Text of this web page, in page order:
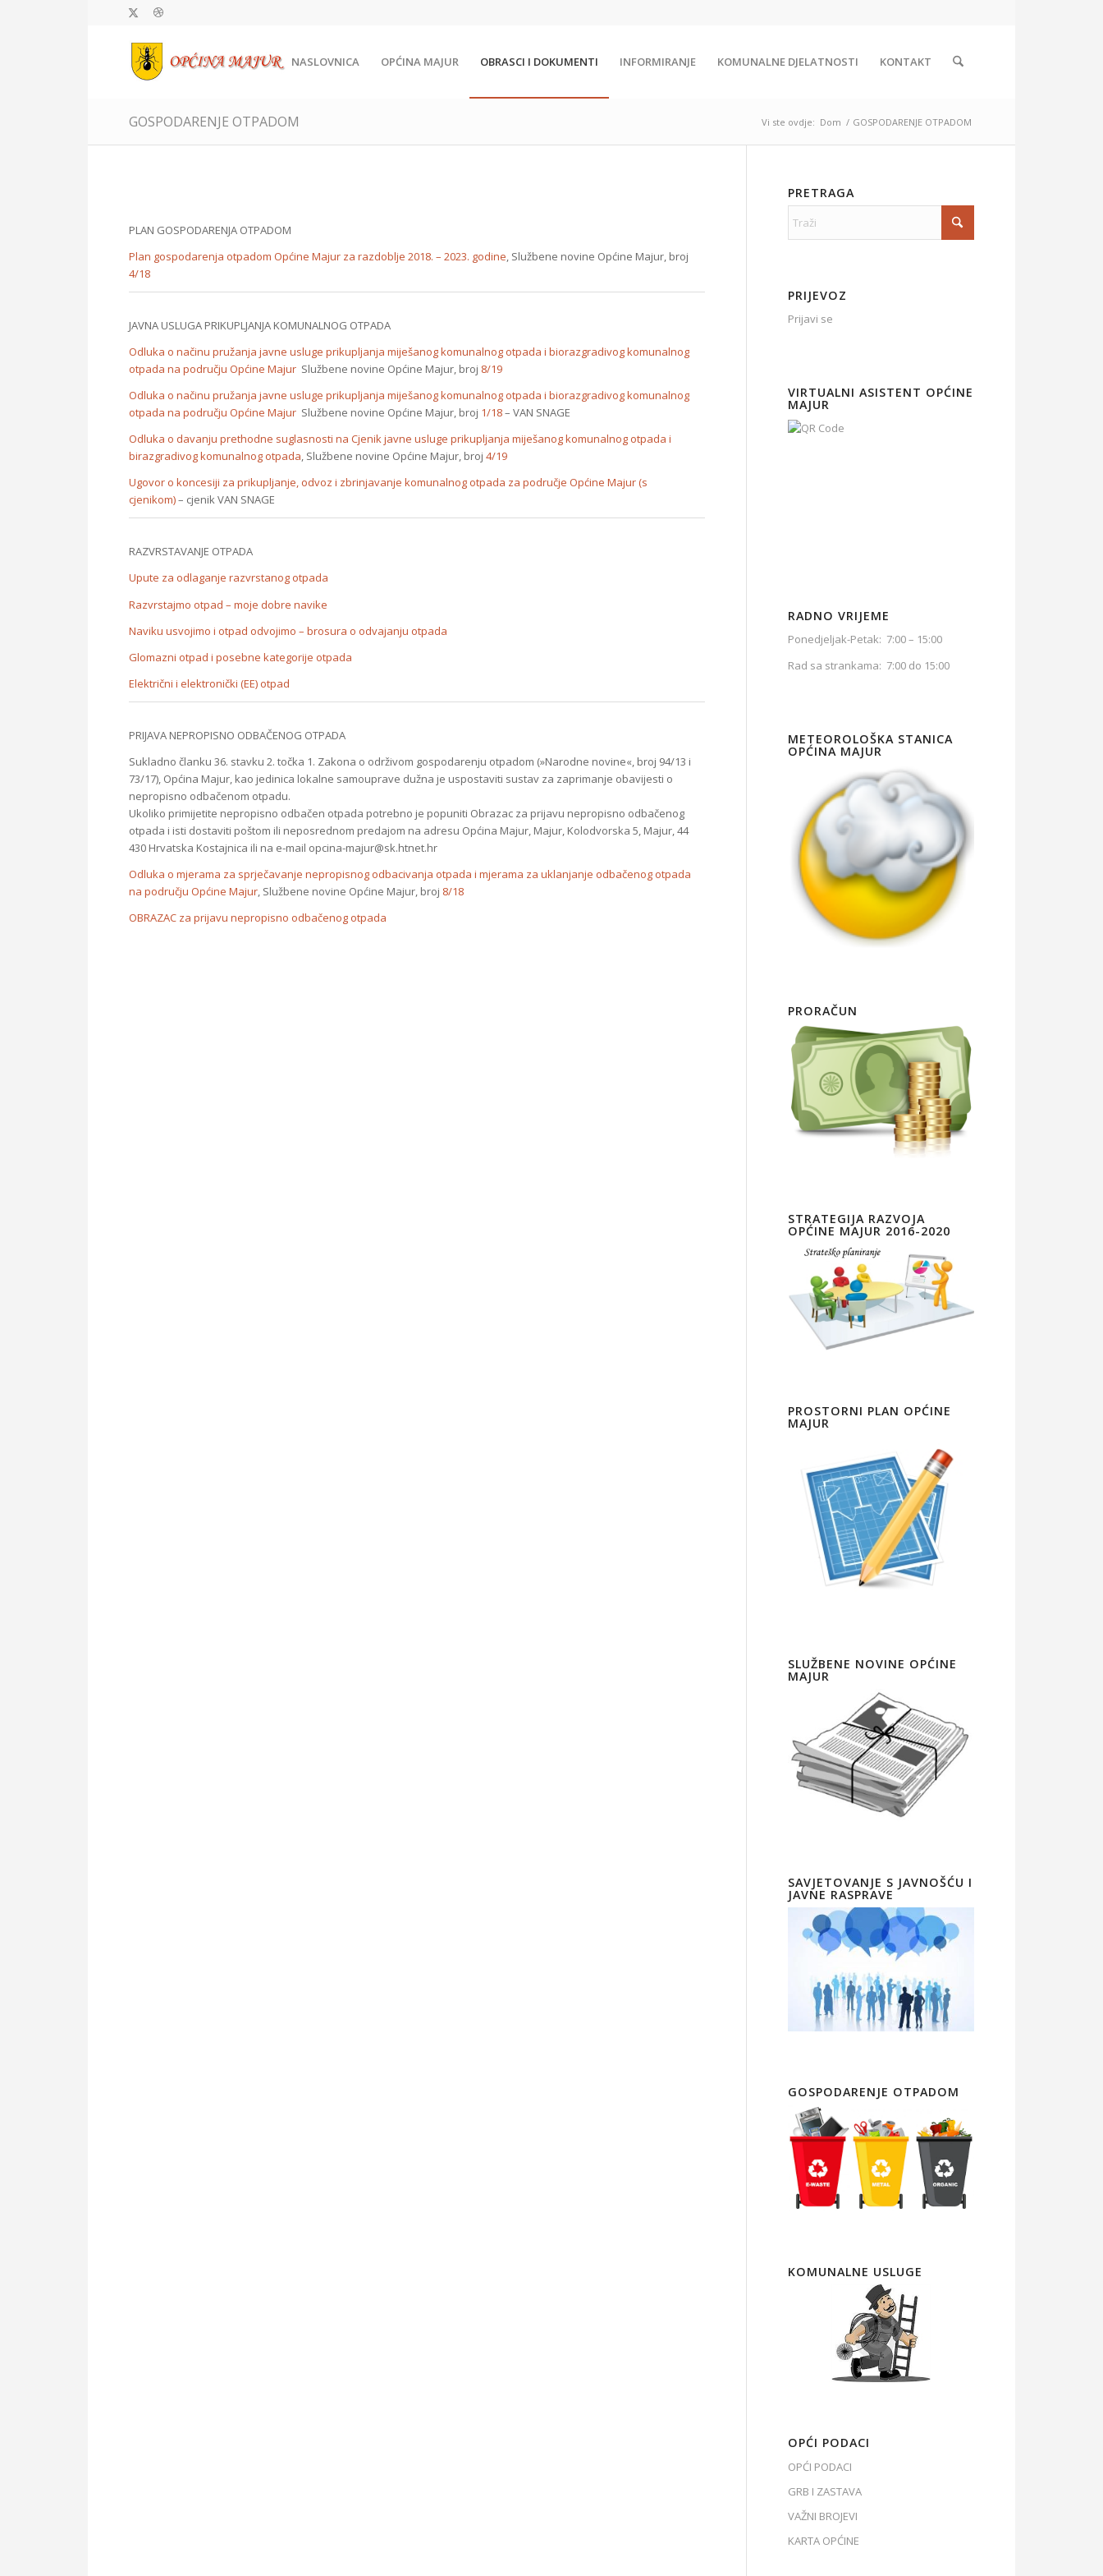
NASLOVNICA OPĆINA MAJUR OBRASCI I DOKUMENTI INFORMIRANJE KOMUNALNE DJELATNOSTI KONTAKT
GOSPODARENJE OTPADOM Vi ste ovdje: Dom / GOSPODARENJE OTPADOM
PLAN GOSPODARENJA OTPADOM
Plan gospodarenja otpadom Općine Majur za razdoblje 2018. – 2023. godine, Službene novine Općine Majur, broj
4/18
JAVNA USLUGA PRIKUPLJANJA KOMUNALNOG OTPADA
Odluka o načinu pružanja javne usluge prikupljanja miješanog komunalnog otpada i biorazgradivog komunalnog
otpada na području Općine Majur Službene novine Općine Majur, broj 8/19
Odluka o načinu pružanja javne usluge prikupljanja miješanog komunalnog otpada i biorazgradivog komunalnog
otpada na području Općine Majur Službene novine Općine Majur, broj 1/18– VAN SNAGE
Odluka o davanju prethodne suglasnosti na Cjenik javne usluge prikupljanja miješanog komunalnog otpada i
birazgradivog komunalnog otpada, Službene novine Općine Majur, broj 4/19
Ugovor o koncesiji za prikupljanje, odvoz i zbrinjavanje komunalnog otpada za područje Općine Majur (s
cjenikom)– cjenik VAN SNAGE
RAZVRSTAVANJE OTPADA
Upute za odlaganje razvrstanog otpada
Razvrstajmo otpad – moje dobre navike
Naviku usvojimo i otpad odvojimo – brosura o odvajanju otpada
Glomazni otpad i posebne kategorije otpada
Električni i elektronički (EE) otpad
PRIJAVA NEPROPISNO ODBAČENOG OTPADA
Sukladno članku 36. stavku 2. točka 1. Zakona o održivom gospodarenju otpadom (»Narodne novine«, broj 94/13 i
73/17), Općina Majur, kao jedinica lokalne samouprave dužna je uspostaviti sustav za zaprimanje obavijesti o
nepropisno odbačenom otpadu.
Ukoliko primijetite nepropisno odbačen otpada potrebno je popuniti Obrazac za prijavu nepropisno odbačenog
otpada i isti dostaviti poštom ili neposrednom predajom na adresu Općina Majur, Majur, Kolodvorska 5, Majur, 44
430 Hrvatska Kostajnica ili na e-mail opcina-majur@sk.htnet.hr
Odluka o mjerama za sprječavanje nepropisnog odbacivanja otpada i mjerama za uklanjanje odbačenog otpada
na području Općine Majur, Službene novine Općine Majur, broj 8/18
OBRAZAC za prijavu nepropisno odbačenog otpada
PRETRAGA
PRIJEVOZ
Prijavi se
VIRTUALNI ASISTENT OPĆINE
MAJUR
RADNO VRIJEME
Ponedjeljak-Petak: 7:00 – 15:00
Rad sa strankama: 7:00 do 15:00
METEOROLOŠKA STANICA
OPĆINA MAJUR
PRORAČUN
STRATEGIJA RAZVOJA
OPĆINE MAJUR 2016-2020
PROSTORNI PLAN OPĆINE
MAJUR
SLUŽBENE NOVINE OPĆINE
MAJUR
SAVJETOVANJE S JAVNOŠĆU I
JAVNE RASPRAVE
GOSPODARENJE OTPADOM
KOMUNALNE USLUGE
OPĆI PODACI
OPĆI PODACI
GRB I ZASTAVA
VAŽNI BROJEVI
KARTA OPĆINE